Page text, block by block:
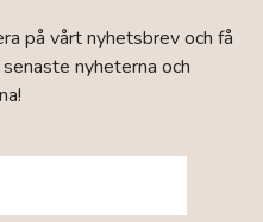
på vårt nyhetsbrev och få
nyheterna och